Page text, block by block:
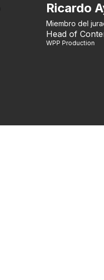
Ricardo
Miembro del
Head of
WPP Production